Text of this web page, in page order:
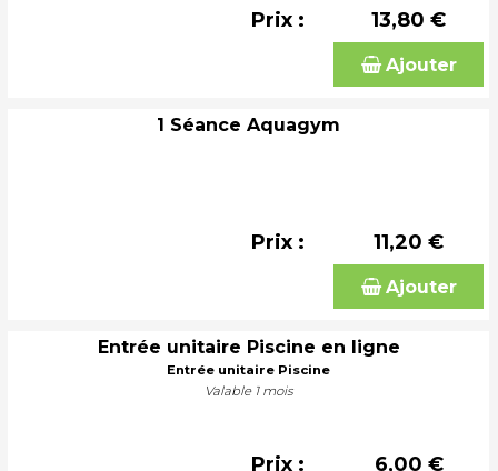
Prix : 13,80 €
Ajouter
1 Séance Aquagym
Prix : 11,20 €
Ajouter
Entrée unitaire Piscine en ligne
Entrée unitaire Piscine
Valable 1 mois
Prix : 6,00 €